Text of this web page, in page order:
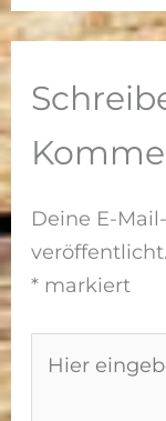
Garten –
der
bis zur
Deine E-
veröffentlicht.
* markiert
eingeben…